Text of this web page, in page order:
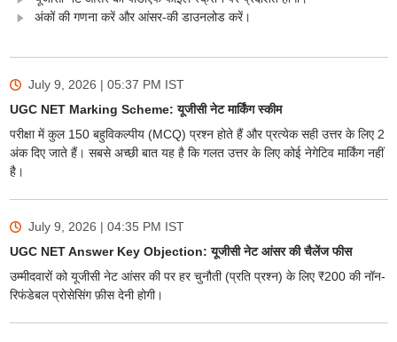
अंकों की गणना करें और आंसर-की डाउनलोड करें।
July 9, 2026 | 05:37 PM IST
UGC NET Marking Scheme: यूजीसी नेट मार्किंग स्कीम
परीक्षा में कुल 150 बहुविकल्पीय (MCQ) प्रश्न होते हैं और प्रत्येक सही उत्तर के लिए 2
अंक दिए जाते हैं। सबसे अच्छी बात यह है कि गलत उत्तर के लिए कोई नेगेटिव मार्किंग नहीं
है।
July 9, 2026 | 04:35 PM IST
UGC NET Answer Key Objection: यूजीसी नेट आंसर की चैलेंज फीस
उम्मीदवारों को यूजीसी नेट आंसर की पर हर चुनौती (प्रति प्रश्न) के लिए ₹200 की नॉन-
रिफंडेबल प्रोसेसिंग फ़ीस देनी होगी।